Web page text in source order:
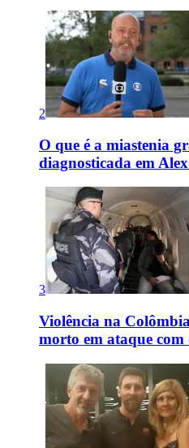
2
O que é a miastenia
diagnosticada em
3
Violência na
morto em ataque com